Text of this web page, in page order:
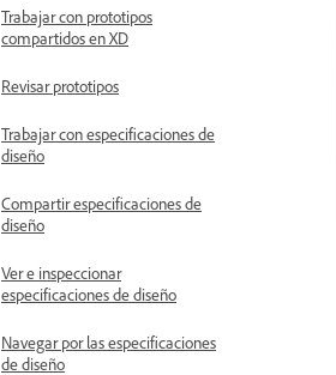
Trabajar con prototipos
compartidos en XD
Revisar prototipos
Trabajar con especificaciones de
diseño
Compartir especificaciones de
diseño
Ver e inspeccionar
especificaciones de diseño
Navegar por las especificaciones
de diseño